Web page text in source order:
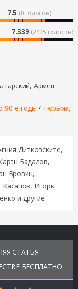
7.5 (8 голосов)
7.339 (2425 голосов)
Армен
90-е годы / Тюрьма,
Дитковските,
Бадалов,
Бровин,
Касапов, Игорь
и другие
СТАТЬЯ
БЕСПЛАТНО